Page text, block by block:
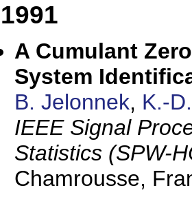
1991
A Cumulant
System
B. Jelonnek, K.-
IEEE Signal
Statistics (SPW-
Chamrousse,